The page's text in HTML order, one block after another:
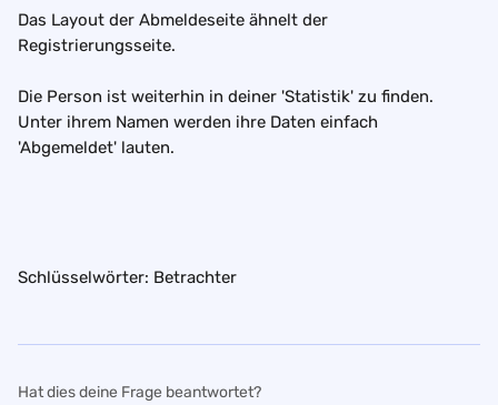
Das Layout der Abmeldeseite ähnelt der
Registrierungsseite.
Die Person ist weiterhin in deiner 'Statistik' zu finden.
Unter ihrem Namen werden ihre Daten einfach
'Abgemeldet' lauten.
Schlüsselwörter: Betrachter
Hat dies deine Frage beantwortet?